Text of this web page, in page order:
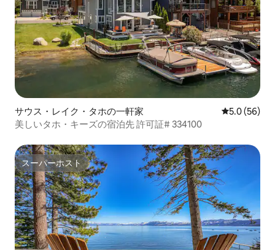
サウス・レイク・タホの一軒家 レビュー56
5.0 (56)
美しいタホ・キーズの宿泊先 許可証# 334100
スーパーホスト
スーパーホスト